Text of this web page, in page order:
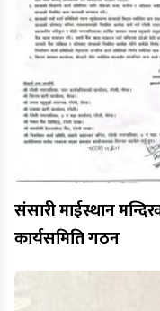
संसारी माईस्थान
कार्यसमिति गठन